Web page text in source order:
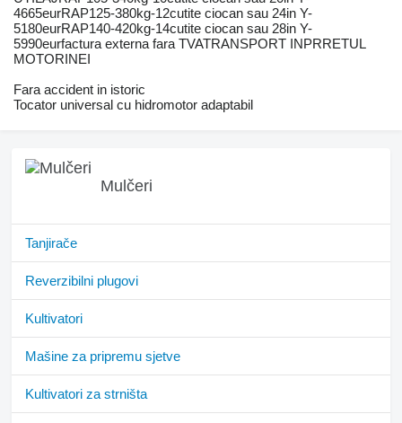
4665eurRAP125-380kg-12cutite ciocan sau 24in Y-
5180eurRAP140-420kg-14cutite ciocan sau 28in Y-
5990eurfactura externa fara TVATRANSPORT INPRRETUL
MOTORINEI
Fara accident in istoric
Tocator universal cu hidromotor adaptabil
Mulčeri
Tanjirače
Reverzibilni plugovi
Kultivatori
Mašine za pripremu sjetve
Kultivatori za strništa